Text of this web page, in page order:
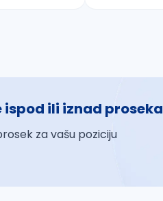
ili iznad proseka
za vašu poziciju